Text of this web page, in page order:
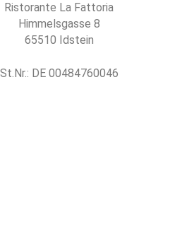
Ristorante La Fattoria
Himmelsgasse 8
65510 Idstein
St.Nr.: DE 00484760046